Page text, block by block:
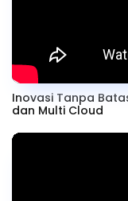
Inovasi Tanpa
dan Multi Cloud